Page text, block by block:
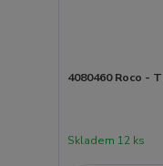
4080460 Roco -
Skladem 12 ks